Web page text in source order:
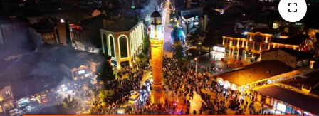
Dünya
Resmi Reklamlar